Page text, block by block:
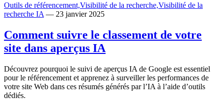
Outils de référencement,Visibilité de la recherche,Visibilité de la
recherche IA — 23 janvier 2025
Comment suivre le classement de votre
site dans aperçus IA
Découvrez pourquoi le suivi de aperçus IA de Google est essentiel
pour le référencement et apprenez à surveiller les performances de
votre site Web dans ces résumés générés par l’IA à l’aide d’outils
dédiés.